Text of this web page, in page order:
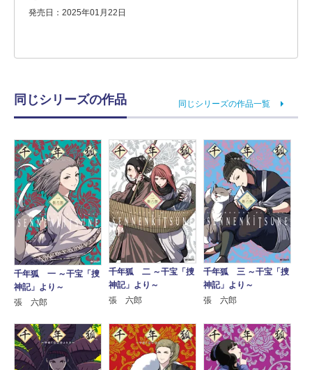
発売日：2025年01月22日
同じシリーズの作品 同じシリーズの作品一覧
千年狐 一 ～干宝「捜
神記」より～
張 六郎
千年狐 二 ～干宝「捜
神記」より～
張 六郎
千年狐 三 ～干宝「捜
神記」より～
張 六郎